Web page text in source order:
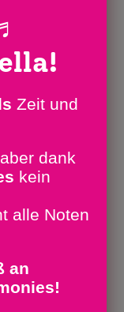
im
und
Auftritt
unter der
Kügler.
in die
nichts
Zeit und
dank
kein
alle Noten
an